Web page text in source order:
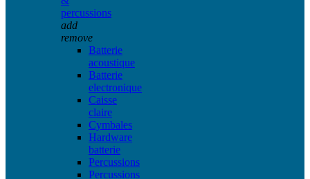
percussions
add
remove
Batterie
acoustique
Batterie
electronique
Caisse
claire
Cymbales
Hardware
batterie
Percussions
Percussions